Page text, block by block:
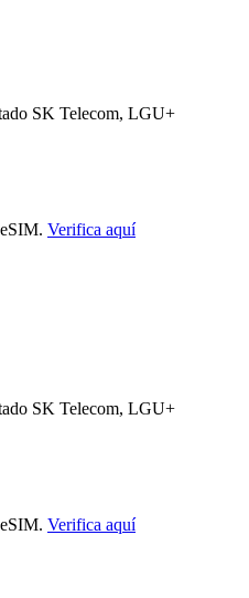
SK Telecom, LGU+
Verifica aquí
SK Telecom, LGU+
Verifica aquí